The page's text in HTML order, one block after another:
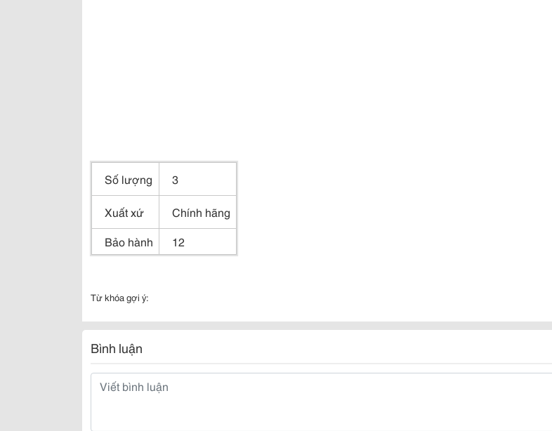
Số lượng 3
Xuất xứ
Chính hãng
Bảo hành
12
Từ khóa gợi ý:
Bình luận